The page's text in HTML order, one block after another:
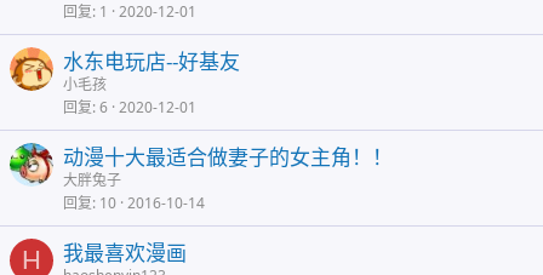
回复 1 2020-12-01
水东电玩店--好基友
小毛孩
回复 6 2020-12-01
动漫十大最适合做妻子的女主角！！
大胖兔子
回复 10 2016-10-14
H 我最喜欢漫画